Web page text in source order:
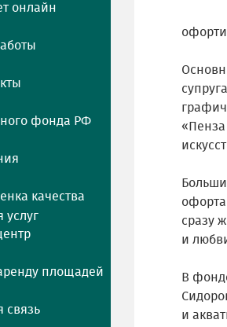
онлайн
фонда РФ
качества
услуг
площадей
связь
«Пенза
сразу
и
В
и